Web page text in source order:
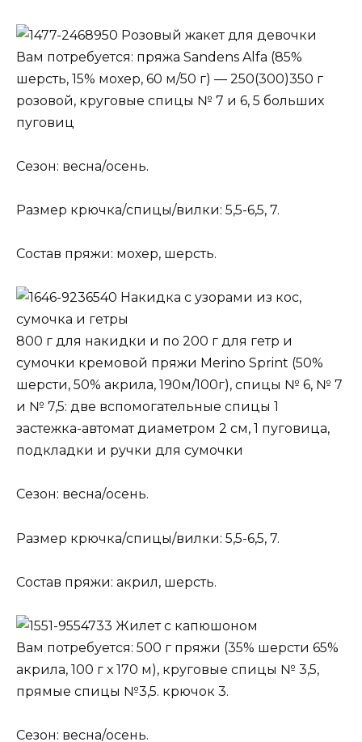
Розовый жакет для девочки
Вам потребуется: пряжа Sandens Alfa (85%
шерсть, 15% мохер, 60 м/50 г) — 250(300)350 г
розовой, круговые спицы № 7 и 6, 5 больших
пуговиц
Сезон: весна/осень.
Размер крючка/спицы/вилки: 5,5-6,5, 7.
Состав пряжи: мохер, шерсть.
Накидка с узорами из кос,
сумочка и гетры
800 г для накидки и по 200 г для гетр и
сумочки кремовой пряжи Merino Sprint (50%
шерсти, 50% акрила, 190м/100г), спицы № 6, № 7
и № 7,5: две вспомогательные спицы 1
застежка-автомат диаметром 2 см, 1 пуговица,
подкладки и ручки для сумочки
Сезон: весна/осень.
Размер крючка/спицы/вилки: 5,5-6,5, 7.
Состав пряжи: акрил, шерсть.
Жилет с капюшоном
Вам потребуется: 500 г пряжи (35% шерсти 65%
акрила, 100 г х 170 м), круговые спицы № 3,5,
прямые спицы №3,5. крючок 3.
Сезон: весна/осень.